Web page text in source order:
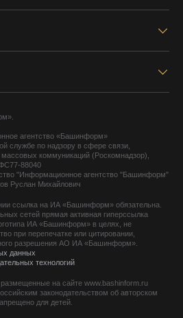
агентство «Башинформ»
службе по надзору в сфере связи,
коммуникаций (Роскомнадзор),
88040
"Информационное агентство "Башинформ"
Руслан Михайлович
ссылка на ИА «Башинформ» обязательна.
сетей прямая активная гиперссылка
ИА «Башинформ» в целях, не
при перепечатке или цитировании,
разрешения АО ИА «Башинформ».
данных
технологий
на сайте www.bashinform.ru
законодательством об авторском
для детей.